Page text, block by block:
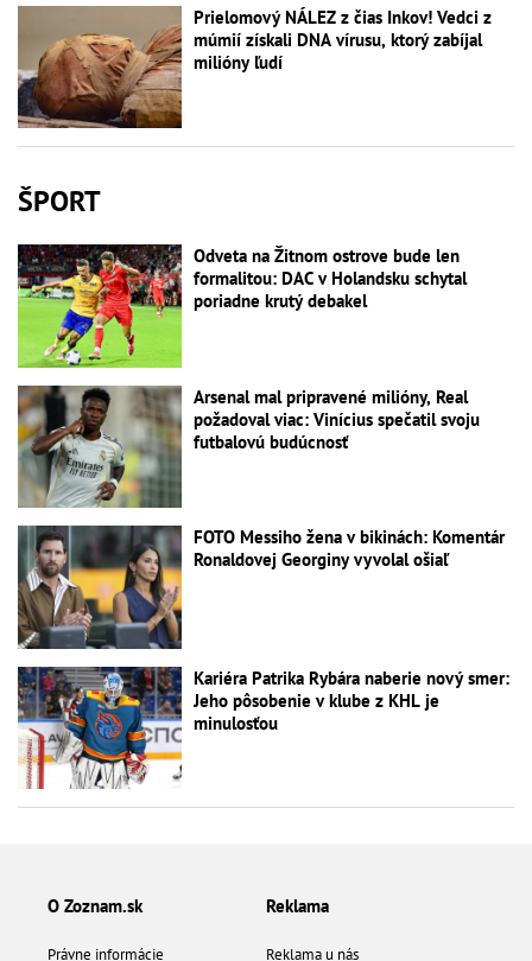
Prielomový NÁLEZ z čias Inkov! Vedci z
múmií získali DNA vírusu, ktorý zabíjal
milióny ľudí
ŠPORT
Odveta na Žitnom ostrove bude len
formalitou: DAC v Holandsku schytal
poriadne krutý debakel
Arsenal mal pripravené milióny, Real
požadoval viac: Vinícius spečatil svoju
futbalovú budúcnosť
FOTO Messiho žena v bikinách: Komentár
Ronaldovej Georginy vyvolal ošiaľ
Kariéra Patrika Rybára naberie nový smer:
Jeho pôsobenie v klube z KHL je
minulosťou
O Zoznam.sk
Právne informácie
Reklama
Reklama u nás